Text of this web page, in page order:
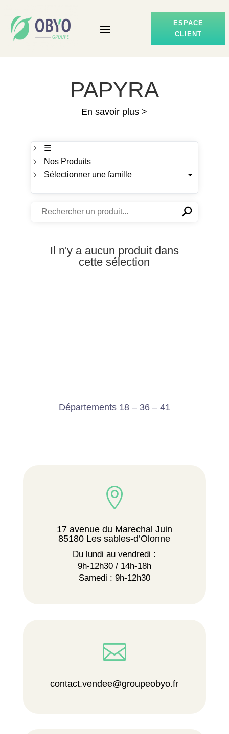
ESPACE
CLIENT
PAPYRA
En savoir plus >
☰
Nos Produits
Sélectionner une famille
✕⚲
Il n'y a aucun produit dans
cette sélection
Départements 18 – 36 – 41

17 avenue du Marechal Juin
85180 Les sables-d’Olonne
Du lundi au vendredi :
9h-12h30 / 14h-18h
Samedi : 9h-12h30

contact.vendee@groupeobyo.fr